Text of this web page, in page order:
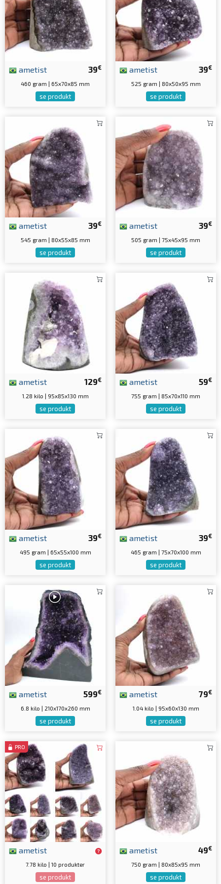
39€
ametist
460 gram | 65x70x85 mm
se produkt
39€
ametist
525 gram | 80x50x95 mm
se produkt
39€
ametist
545 gram | 80x55x85 mm
se produkt
39€
ametist
505 gram | 75x45x95 mm
se produkt
129€
ametist
1.28 kilo | 95x85x130 mm
se produkt
59€
ametist
755 gram | 85x70x110 mm
se produkt
39€
ametist
495 gram | 65x55x100 mm
se produkt
39€
ametist
465 gram | 75x70x100 mm
se produkt
599€
ametist
6.8 kilo | 210x170x260 mm
se produkt
79€
ametist
1.04 kilo | 95x60x130 mm
se produkt
PRO
ametist
7.78 kilo | 10 produkter
se produkt
49€
ametist
750 gram | 80x85x95 mm
se produkt